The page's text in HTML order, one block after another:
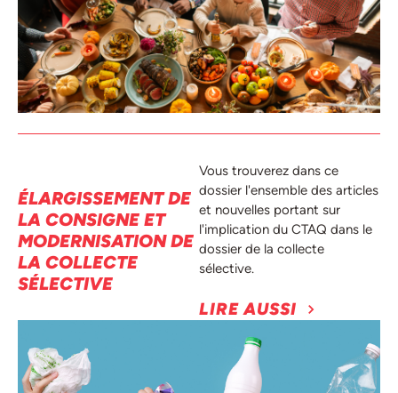
ÉLARGISSEMENT DE
LA CONSIGNE ET
MODERNISATION DE
LA COLLECTE
SÉLECTIVE
Vous trouverez dans ce
dossier l'ensemble des articles
et nouvelles portant sur
l'implication du CTAQ dans le
dossier de la collecte
sélective.
LIRE AUSSI